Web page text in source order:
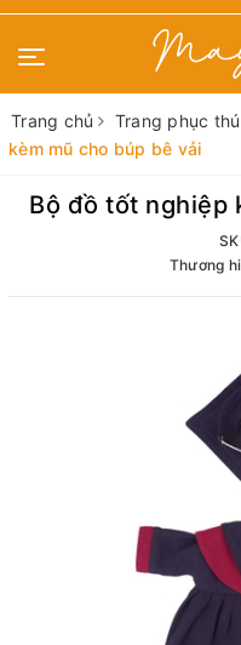
Trang chủ Trang phục
kèm mũ cho búp bê vải
Bộ đồ tốt nghiệp
Thương